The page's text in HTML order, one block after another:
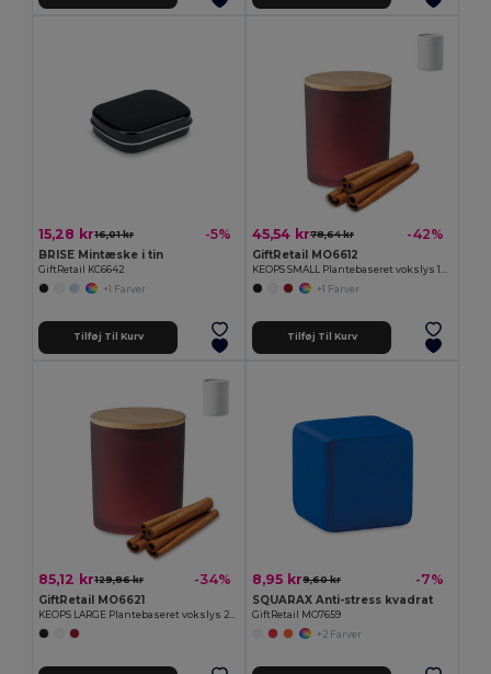
15,28 kr16,01 kr -5%
BRISE Mintæske i tin
GiftRetail KC6642
+1 Farver
Tilføj Til Kurv
45,54 kr78,64 kr -42%
GiftRetail MO6612
+1 Farver
Tilføj Til Kurv
85,12 kr129,86 kr -34%
GiftRetail MO6621
8,95 kr9,60 kr -7%
SQUARAX Anti-stress kvadrat
GiftRetail MO7659
+2 Farver